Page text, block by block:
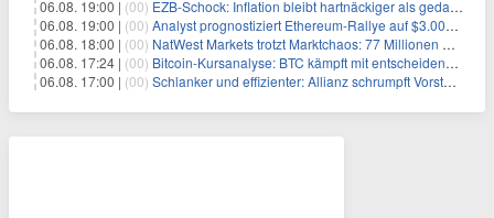
06.08. 19:00 | (00) EZB-Schock: Inflation bleibt hartnäckiger als gedacht – 2027 wird zum kritischen Test
06.08. 19:00 | (00) Analyst prognostiziert Ethereum-Rallye auf $3.000 nach entscheidendem On-Chain-Ausbruch
06.08. 18:00 | (00) NatWest Markets trotzt Marktchaos: 77 Millionen Pfund Gewinn im ersten Halbjahr
06.08. 17:24 | (00) Bitcoin-Kursanalyse: BTC kämpft mit entscheidender $65K-Hürde, während sich ein Liquidationscluster aufbaut
06.08. 17:00 | (00) Schlanker und effizienter: Allianz schrumpft Vorstand auf 8 Köpfe – das steckt dahinter